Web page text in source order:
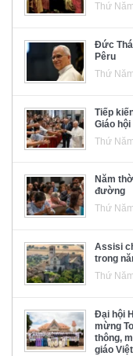
Thứ
Đức
Pêru
Thứ
Tiếp
Giáo hội
Thứ
Năm
đường
Thứ
Assisi
trong
Thứ
Đại hội
mừng
thông,
giáo